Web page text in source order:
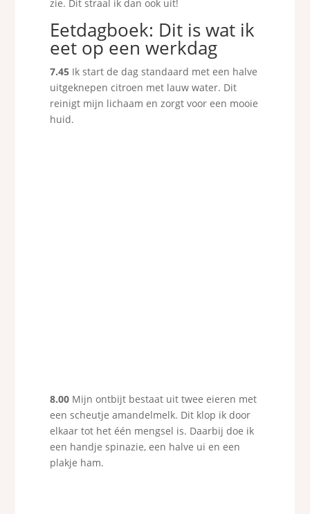
zie. Dit straal ik dan ook uit!
Eetdagboek: Dit is wat ik
eet op een werkdag
7.45 Ik start de dag standaard met een halve
uitgeknepen citroen met lauw water. Dit
reinigt mijn lichaam en zorgt voor een mooie
huid.
8.00 Mijn ontbijt bestaat uit twee eieren met
een scheutje amandelmelk. Dit klop ik door
elkaar tot het één mengsel is. Daarbij doe ik
een handje spinazie, een halve ui en een
plakje ham.